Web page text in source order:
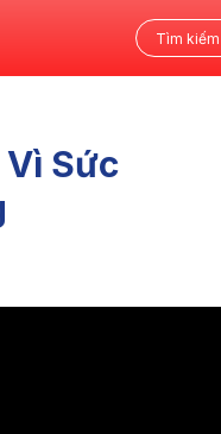
Sức